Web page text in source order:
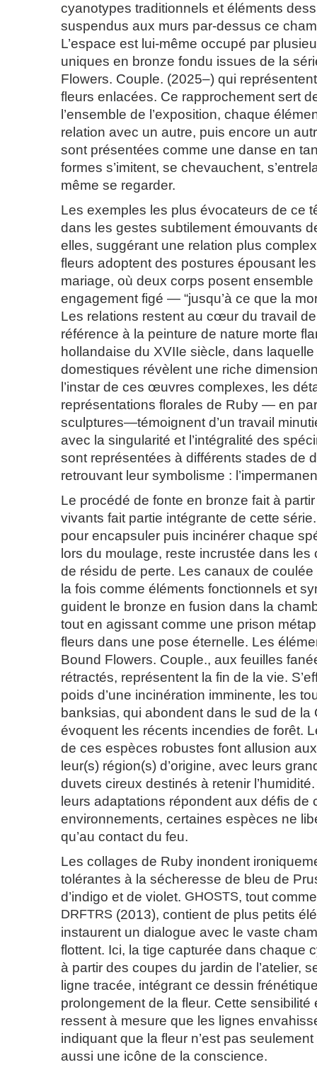
cyanotypes traditionnels et éléments
suspendus aux murs par-dessus ce
L’espace est lui-même occupé par
uniques en bronze fondu issues de la
Flowers. Couple. (2025–) qui
fleurs enlacées. Ce rapprochement sert
l’ensemble de l’exposition, chaque
relation avec un autre, puis encore un
sont présentées comme une danse en
formes s’imitent, se chevauchent,
même se regarder.
Les exemples les plus évocateurs de ce
dans les gestes subtilement émouvants
elles, suggérant une relation plus
fleurs adoptent des postures épousant
mariage, où deux corps posent
engagement figé — “jusqu’à ce que la
Les relations restent au cœur du travail
référence à la peinture de nature morte
hollandaise du XVIIe siècle, dans
domestiques révèlent une riche
l’instar de ces œuvres complexes, les
représentations florales de Ruby — en
sculptures—témoignent d’un travail
avec la singularité et l’intégralité des
sont représentées à différents stades de
retrouvant leur symbolisme :
Le procédé de fonte en bronze fait à
vivants fait partie intégrante de cette
pour encapsuler puis incinérer chaque
lors du moulage, reste incrustée dans les
de résidu de perte. Les canaux de
la fois comme éléments fonctionnels et
guident le bronze en fusion dans la
tout en agissant comme une prison
fleurs dans une pose éternelle. Les
Bound Flowers. Couple., aux feuilles
rétractés, représentent la fin de la vie.
poids d’une incinération imminente, les
banksias, qui abondent dans le sud de la
évoquent les récents incendies de forêt.
de ces espèces robustes font allusion
leur(s) région(s) d’origine, avec leurs
duvets cireux destinés à retenir
leurs adaptations répondent aux défis de
environnements, certaines espèces ne
qu’au contact du feu.
Les collages de Ruby inondent
tolérantes à la sécheresse de bleu de
d’indigo et de violet. GHOSTS, tout
DRFTRS (2013), contient de plus petits
instaurent un dialogue avec le vaste
flottent. Ici, la tige capturée dans chaque
à partir des coupes du jardin de l’atelier,
ligne tracée, intégrant ce dessin
prolongement de la fleur. Cette sensibilité
ressent à mesure que les lignes
indiquant que la fleur n’est pas
aussi une icône de la conscience.